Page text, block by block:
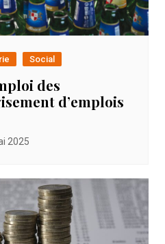
Social
des
d’emplois
2025